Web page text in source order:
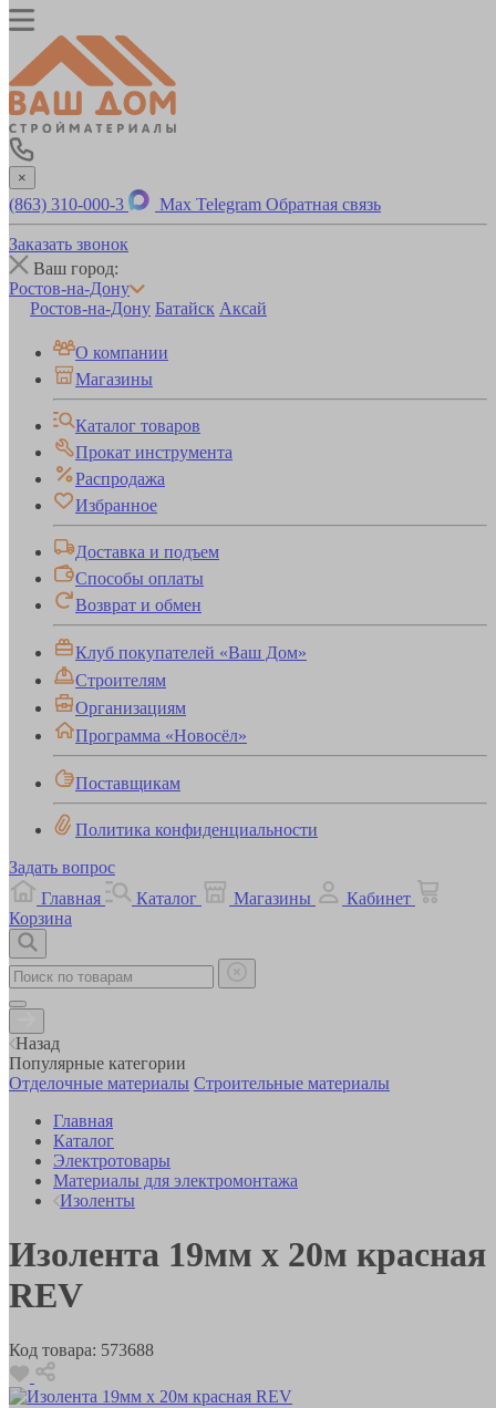
×
(863) 310-000-3 Max Telegram Обратная связь
Заказать звонок
Ваш город:
Ростов-на-Дону
Ростов-на-Дону Батайск Аксай
О компании
Магазины
Каталог товаров
Прокат инструмента
Распродажа
Избранное
Доставка и подъем
Способы оплаты
Возврат и обмен
Клуб покупателей «Ваш Дом»
Строителям
Организациям
Программа «Новосёл»
Поставщикам
Политика конфиденциальности
Задать вопрос
Главная
Каталог Магазины
Кабинет
Корзина
Назад
Популярные категории
Отделочные материалы Строительные материалы
Главная
Каталог
Электротовары
Материалы для электромонтажа
Изоленты
Изолента 19мм х 20м красная
REV
Код товара: 573688